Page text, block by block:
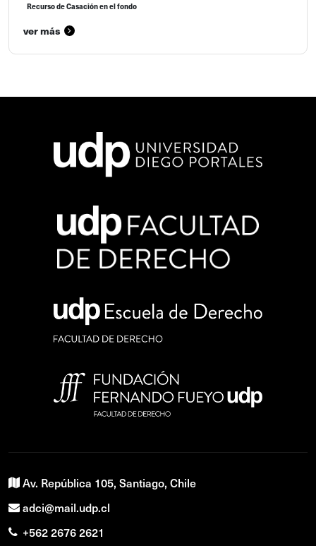
Recurso de Casación en el fondo
ver más
Av. República 105, Santiago, Chile
adci@mail.udp.cl
+562 2676 2621